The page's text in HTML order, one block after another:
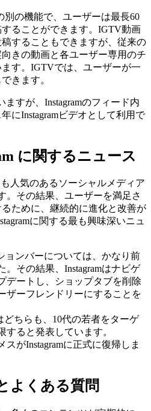
別の機能で、ユーザーは最長60
ることができます。IGTV動画
することもできますが、従来の
きの動画と各ユーザー専用のチ
す。IGTVでは、ユーザーが一
きます。
すが、Instagramのフィード内
にInstagramビデオとして利用で
に関するニュース
人気のあるソーシャルメディア
。その結果、ユーザーを満足さ
ために、継続的に進化と改善が
に関する最も興味深いニュ
ョンバーについては、かなり前
。その結果、Instagramはナビゲ
デートし、ショップタブを削除
ザーフレンドリーにすることを
どちらも、10代の若者をターゲ
すると発表しています。
がInstagramに正式に復帰しま
よくある質問